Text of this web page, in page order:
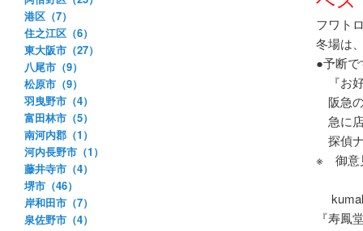
フワト
冬場は
●予断
『お
阪急
急に
探偵
※ 御意
『寿鳳
港区（7）
住之江区（6）
東大阪市（27）
八尾市（9）
松原市（9）
羽曳野市（4）
富田林市（5）
南河内郡（1）
河内長野市（1）
藤井寺市（4）
堺市（46）
岸和田市（7）
泉佐野市（4）